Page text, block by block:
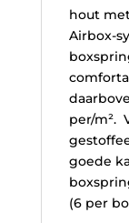
hout
Airbox-
per/m².
goede
(6 per